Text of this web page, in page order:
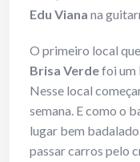
Edu Viana na
O primeiro local
Brisa Verdefoi um
Nesse local
semana. E como o
lugar bem
passar carros pelo